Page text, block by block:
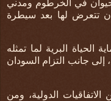
في الخرطوم ومدني
تتعرض لها بعد سيطرة
الحياة البرية لما تمثله
إلى جانب التزام السودان
الدولية، ومن